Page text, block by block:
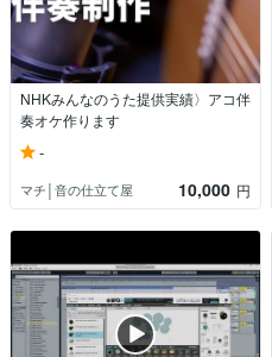
NHKみんなのうた提供実績〉アコ伴
奏オケ作ります
-
マチ│音の仕立て屋 10,000 円